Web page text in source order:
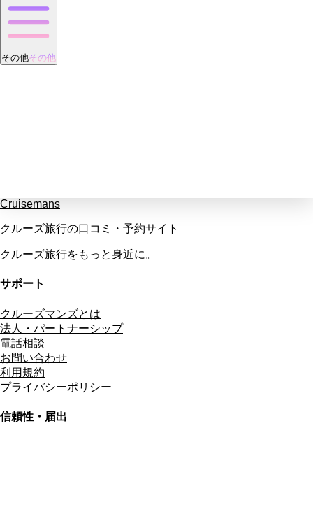
その他その他
Cruisemans
クルーズ旅行の口コミ・予約サイト
クルーズ旅行をもっと身近に。
サポート
クルーズマンズとは
法人・パートナーシップ
電話相談
お問い合わせ
利用規約
プライバシーポリシー
信頼性・届出